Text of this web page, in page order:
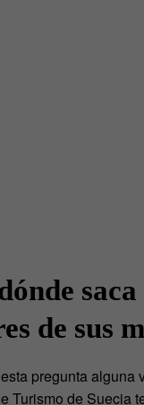
de sus
pregunta alguna
Turismo de Suecia